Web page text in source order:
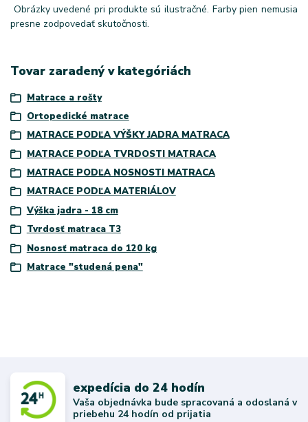
Obrázky uvedené pri produkte sú ilustračné. Farby pien nemusia
presne zodpovedať skutočnosti.
Tovar zaradený v kategóriách
Matrace a rošty
Ortopedické matrace
MATRACE PODĽA VÝŠKY JADRA MATRACA
MATRACE PODĽA TVRDOSTI MATRACA
MATRACE PODĽA NOSNOSTI MATRACA
MATRACE PODĽA MATERIÁLOV
Výška jadra - 18 cm
Tvrdosť matraca T3
Nosnosť matraca do 120 kg
Matrace "studená pena"
expedícia do 24 hodín
Vaša objednávka bude spracovaná a odoslaná v
priebehu 24 hodín od prijatia